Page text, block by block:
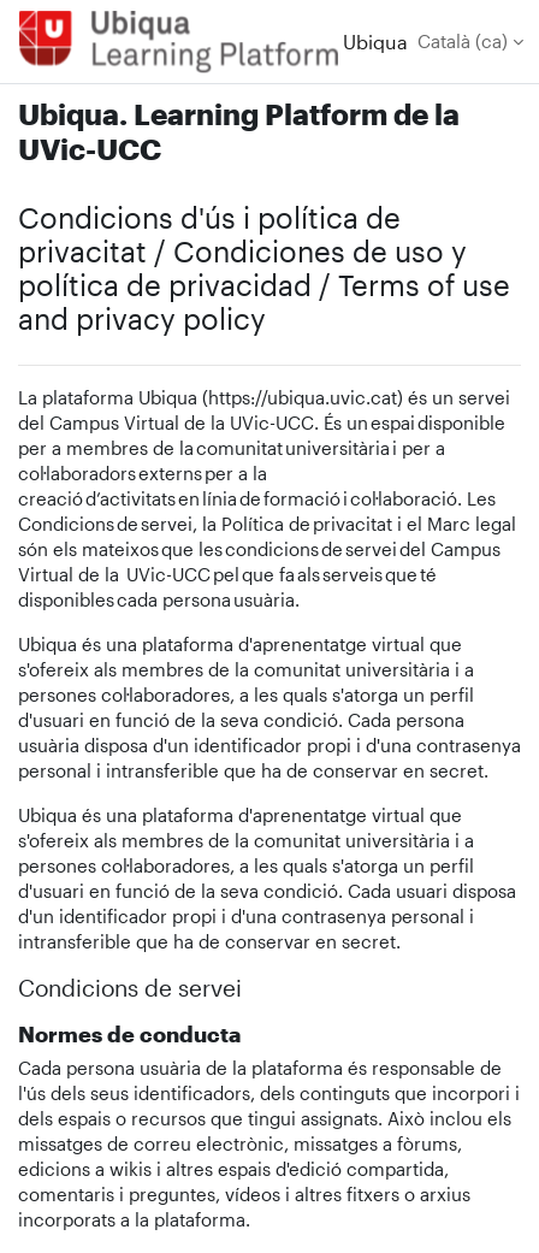
Ves al contingut principal
Ubiqua Català ‎(ca)‎
Ubiqua. Learning Platform de la
UVic-UCC
Condicions d'ús i política de
privacitat / Condiciones de uso y
política de privacidad / Terms of use
and privacy policy
La plataforma Ubiqua (https://ubiqua.uvic.cat) és un servei
del Campus Virtual de la UVic-UCC. És un espai disponible
per a membres de la comunitat universitària i per a
col·laboradors externs per a la
creació d’activitats en línia de formació i col·laboració. Les
Condicions de servei, la Política de privacitat i el Marc legal
són els mateixos que les condicions de servei del Campus
Virtual de la UVic-UCC pel que fa als serveis que té
disponibles cada persona usuària.
Ubiqua és una plataforma d'aprenentatge virtual que
s'ofereix als membres de la comunitat universitària i a
persones col·laboradores, a les quals s'atorga un perfil
d'usuari en funció de la seva condició. Cada persona
usuària disposa d'un identificador propi i d'una contrasenya
personal i intransferible que ha de conservar en secret.
Ubiqua és una plataforma d'aprenentatge virtual que
s'ofereix als membres de la comunitat universitària i a
persones col·laboradores, a les quals s'atorga un perfil
d'usuari en funció de la seva condició. Cada usuari disposa
d'un identificador propi i d'una contrasenya personal i
intransferible que ha de conservar en secret.
Condicions de servei
Normes de conducta
Cada persona usuària de la plataforma és responsable de
l'ús dels seus identificadors, dels continguts que incorpori i
dels espais o recursos que tingui assignats. Això inclou els
missatges de correu electrònic, missatges a fòrums,
edicions a wikis i altres espais d'edició compartida,
comentaris i preguntes, vídeos i altres fitxers o arxius
incorporats a la plataforma.